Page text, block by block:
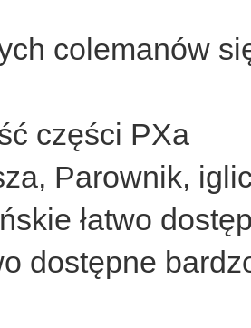
colemanów
części PXa
Parownik,
łatwo
dostępne